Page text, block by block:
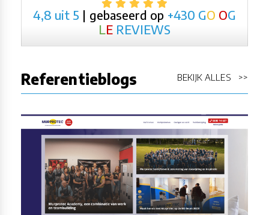
4,8 uit 5 | gebaseerd op +430 GO OG
LE REVIEWS
Referentieblogs BEKIJK ALLES >>